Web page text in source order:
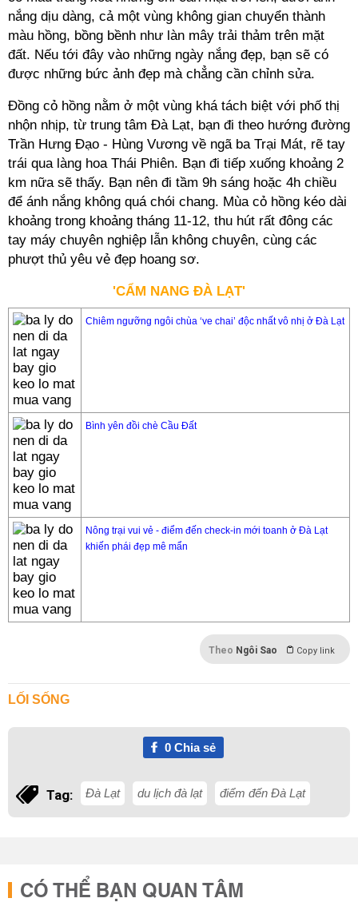
nắng dịu dàng, cả một vùng không gian chuyển thành
màu hồng, bồng bềnh như làn mây trải thảm trên mặt
đất. Nếu tới đây vào những ngày nắng đẹp, bạn sẽ có
được những bức ảnh đẹp mà chẳng cần chỉnh sửa.
Đồng cỏ hồng nằm ở một vùng khá tách biệt với phố thị
nhộn nhịp, từ trung tâm Đà Lạt, bạn đi theo hướng đường
Trần Hưng Đạo - Hùng Vương về ngã ba Trại Mát, rẽ tay
trái qua làng hoa Thái Phiên. Bạn đi tiếp xuống khoảng 2
km nữa sẽ thấy. Bạn nên đi tầm 9h sáng hoặc 4h chiều
để ánh nắng không quá chói chang. Mùa cỏ hồng kéo dài
khoảng trong khoảng tháng 11-12, thu hút rất đông các
tay máy chuyên nghiệp lẫn không chuyên, cùng các
phượt thủ yêu vẻ đẹp hoang sơ.
'CẨM NANG ĐÀ LẠT'
Chiêm ngưỡng ngôi chùa ‘ve chai’ độc nhất vô nhị ở Đà Lạt
Bình yên đồi chè Cầu Đất
Nông trại vui vẻ - điểm đến check-in mới toanh ở Đà Lạt
khiến phái đẹp mê mẩn
Theo Ngôi Sao Copy link
LỐI SỐNG
0Chia sẻ
Tag: Đà Lạt du lịch đà lạt điểm đến Đà Lạt
CÓ THỂ BẠN QUAN TÂM